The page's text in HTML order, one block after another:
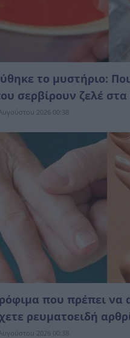
το μυστήριο:
σερβίρουν ζελέ
2026 00:38
που πρέπει να
ρευματοειδή
2026 00:38